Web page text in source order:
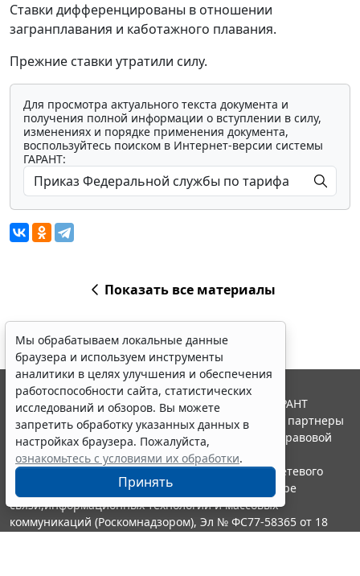
Ставки дифференцированы в отношении
загранплавания и каботажного плавания.
Прежние ставки утратили силу.
Для просмотра актуального текста документа и
получения полной информации о вступлении в силу,
изменениях и порядке применения документа,
воспользуйтесь поиском в Интернет-версии системы
ГАРАНТ:
Показать все материалы
Мы обрабатываем локальные данные
браузера и используем инструменты
аналитики в целях улучшения и обеспечения
работоспособности сайта, статистических
исследований и обзоров. Вы можете
запретить обработку указанных данных в
настройках браузера. Пожалуйста,
ознакомьтесь с условиями их обработки.
Принять
© ООО "НПП "ГАРАНТ-СЕРВИС", 2026. Система ГАРАНТ
выпускается с 1990 года. Компания "Гарант" и ее партнеры
являются участниками Российской ассоциации правовой
информации ГАРАНТ.
Портал ГАРАНТ.РУ зарегистрирован в качестве сетевого
издания Федеральной службой по надзору в сфере
связи,информационных технологий и массовых
коммуникаций (Роскомнадзором), Эл № ФС77-58365 от 18